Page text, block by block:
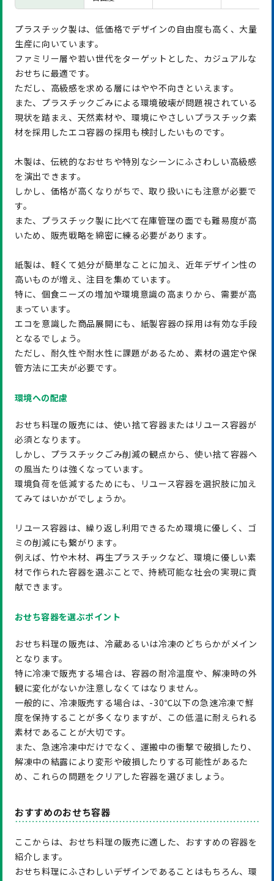
プラスチック製は、低価格でデザインの自由度も高く、大量
生産に向いています。
ファミリー層や若い世代をターゲットとした、カジュアルな
おせちに最適です。
ただし、高級感を求める層にはやや不向きといえます。
また、プラスチックごみによる環境破壊が問題視されている
現状を踏まえ、天然素材や、環境にやさしいプラスチック素
材を採用したエコ容器の採用も検討したいものです。
木製は、伝統的なおせちや特別なシーンにふさわしい高級感
を演出できます。
しかし、価格が高くなりがちで、取り扱いにも注意が必要で
す。
また、プラスチック製に比べて在庫管理の面でも難易度が高
いため、販売戦略を綿密に練る必要があります。
紙製は、軽くて処分が簡単なことに加え、近年デザイン性の
高いものが増え、注目を集めています。
特に、個食ニーズの増加や環境意識の高まりから、需要が高
まっています。
エコを意識した商品展開にも、紙製容器の採用は有効な手段
となるでしょう。
ただし、耐久性や耐水性に課題があるため、素材の選定や保
管方法に工夫が必要です。
環境への配慮
おせち料理の販売には、使い捨て容器またはリユース容器が
必須となります。
しかし、プラスチックごみ削減の観点から、使い捨て容器へ
の風当たりは強くなっています。
環境負荷を低減するためにも、リユース容器を選択肢に加え
てみてはいかがでしょうか。
リユース容器は、繰り返し利用できるため環境に優しく、ゴ
ミの削減にも繋がります。
例えば、竹や木材、再生プラスチックなど、環境に優しい素
材で作られた容器を選ぶことで、持続可能な社会の実現に貢
献できます。
おせち容器を選ぶポイント
おせち料理の販売は、冷蔵あるいは冷凍のどちらかがメイン
となります。
特に冷凍で販売する場合は、容器の耐冷温度や、解凍時の外
観に変化がないか注意しなくてはなりません。
一般的に、冷凍販売する場合は、-30℃以下の急速冷凍で鮮
度を保持することが多くなりますが、この低温に耐えられる
素材であることが大切です。
また、急速冷凍中だけでなく、運搬中の衝撃で破損したり、
解凍中の結露により変形や破損したりする可能性があるた
め、これらの問題をクリアした容器を選びましょう。
おすすめのおせち容器
ここからは、おせち料理の販売に適した、おすすめの容器を
紹介します。
おせち料理にふさわしいデザインであることはもちろん、環